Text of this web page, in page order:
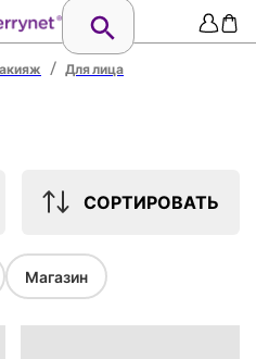
/ Для лица
СОРТИРОВАТЬ
Магазин